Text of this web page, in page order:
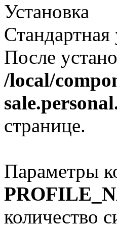
Установка
После
/local/
странице.
Параметры
количество